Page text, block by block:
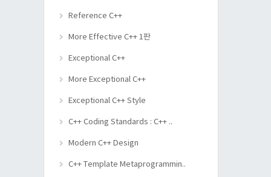
Reference C++
More Effective C++ 1판
Exceptional C++
More Exceptional C++
Exceptional C++ Style
C++ Coding Standards : C++ ..
Modern C++ Design
C++ Template Metaprogrammin..